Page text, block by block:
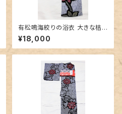
有松鳴海絞りの浴衣 大きな桔
梗柄
¥18,000